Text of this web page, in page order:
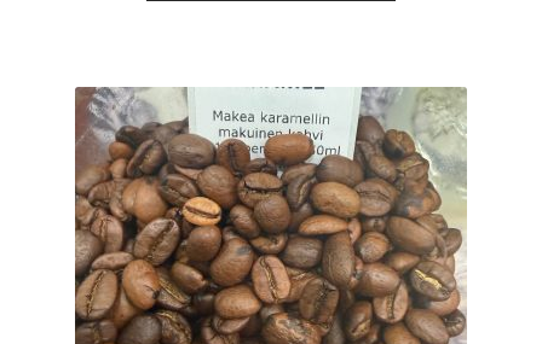
Voit
tehdä
valinnat
tuotteen
sivulla.